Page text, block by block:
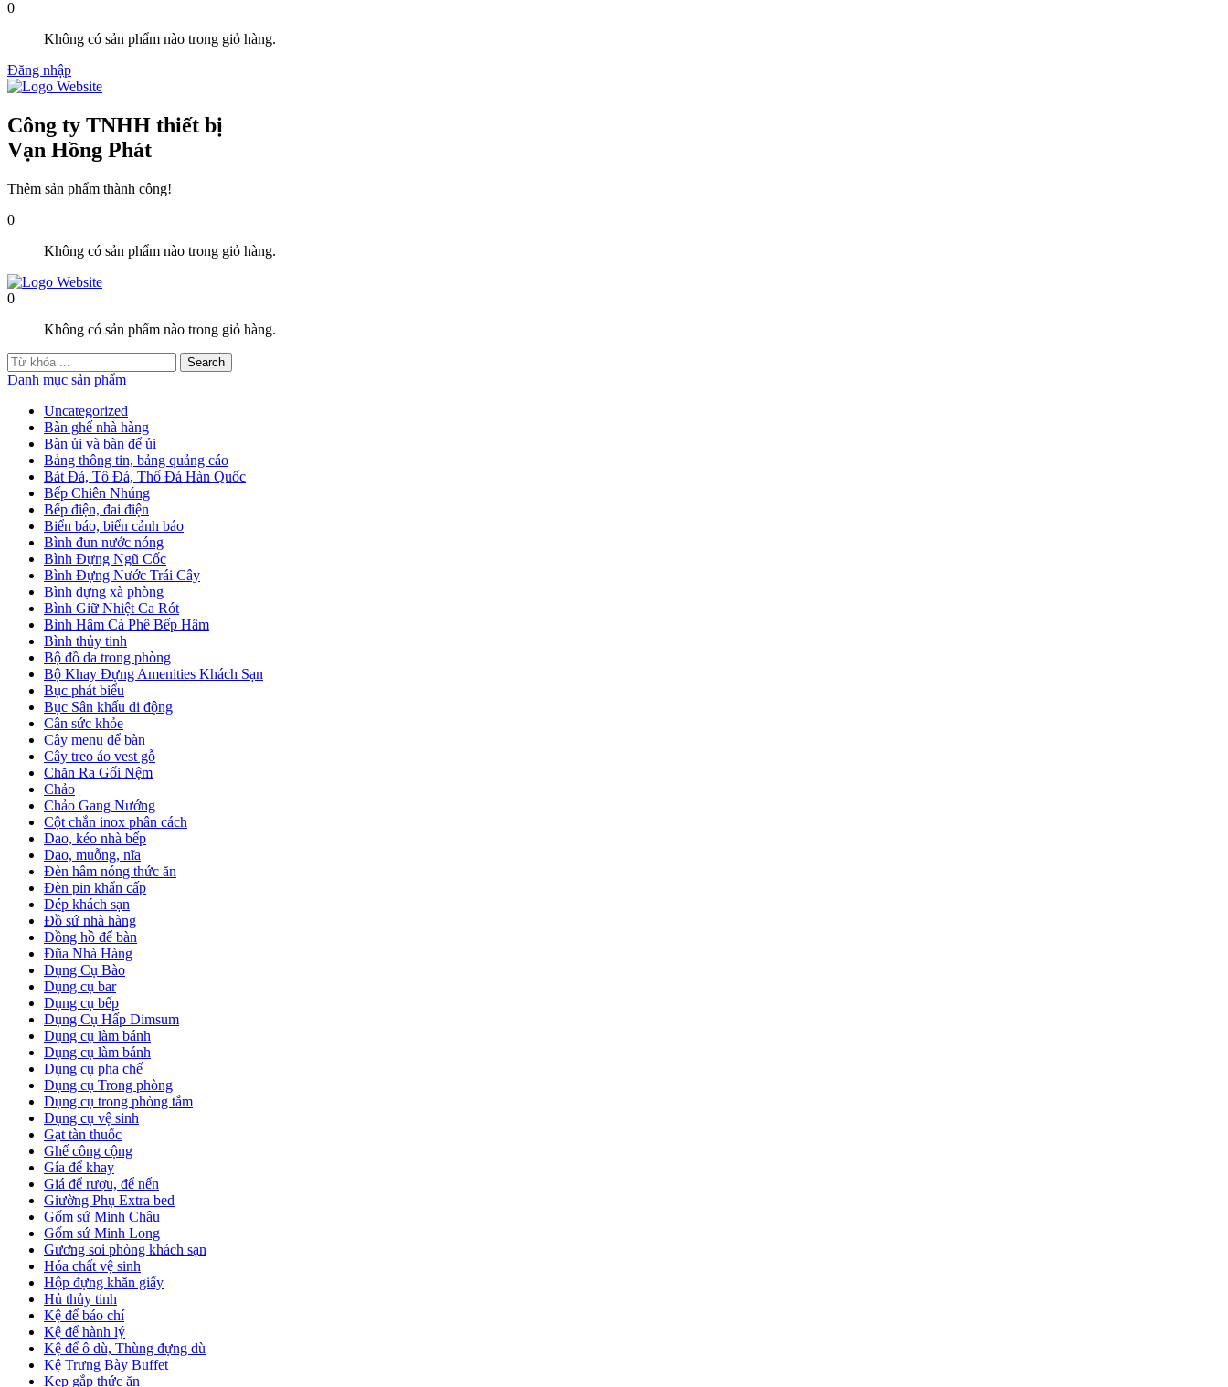
0
Không có sản phẩm nào trong giỏ hàng.
Đăng nhập
Công ty TNHH thiết bị
Vạn Hồng Phát
Thêm sản phẩm thành công!
0
Không có sản phẩm nào trong giỏ hàng.
0
Không có sản phẩm nào trong giỏ hàng.
Danh mục sản phẩm
Uncategorized
Bàn ghế nhà hàng
Bàn ủi và bàn để ủi
Bảng thông tin, bảng quảng cáo
Bát Đá, Tô Đá, Thố Đá Hàn Quốc
Bếp Chiên Nhúng
Bếp điện, đai điện
Biển báo, biển cảnh báo
Bình đun nước nóng
Bình Đựng Ngũ Cốc
Bình Đựng Nước Trái Cây
Bình đựng xà phòng
Bình Giữ Nhiệt Ca Rót
Bình Hâm Cà Phê Bếp Hâm
Bình thủy tinh
Bộ đồ da trong phòng
Bộ Khay Đựng Amenities Khách Sạn
Bục phát biểu
Bục Sân khấu di động
Cân sức khỏe
Cây menu để bàn
Cây treo áo vest gỗ
Chăn Ra Gối Nệm
Chảo
Chảo Gang Nướng
Cột chắn inox phân cách
Dao, kéo nhà bếp
Dao, muỗng, nĩa
Đèn hâm nóng thức ăn
Đèn pin khẩn cấp
Dép khách sạn
Đồ sứ nhà hàng
Đồng hồ để bàn
Đũa Nhà Hàng
Dụng Cụ Bào
Dụng cụ bar
Dụng cụ bếp
Dụng Cụ Hấp Dimsum
Dụng cụ làm bánh
Dụng cụ làm bánh
Dụng cụ pha chế
Dụng cụ Trong phòng
Dụng cụ trong phòng tắm
Dụng cụ vệ sinh
Gạt tàn thuốc
Ghế công cộng
Gía để khay
Giá để rượu, để nến
Giường Phụ Extra bed
Gốm sứ Minh Châu
Gốm sứ Minh Long
Gương soi phòng khách sạn
Hóa chất vệ sinh
Hộp đựng khăn giấy
Hủ thủy tinh
Kệ để báo chí
Kệ để hành lý
Kệ để ô dù, Thùng đựng dù
Kệ Trưng Bày Buffet
Kẹp gắp thức ăn